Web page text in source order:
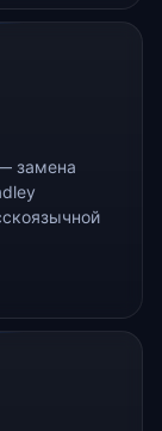
замена